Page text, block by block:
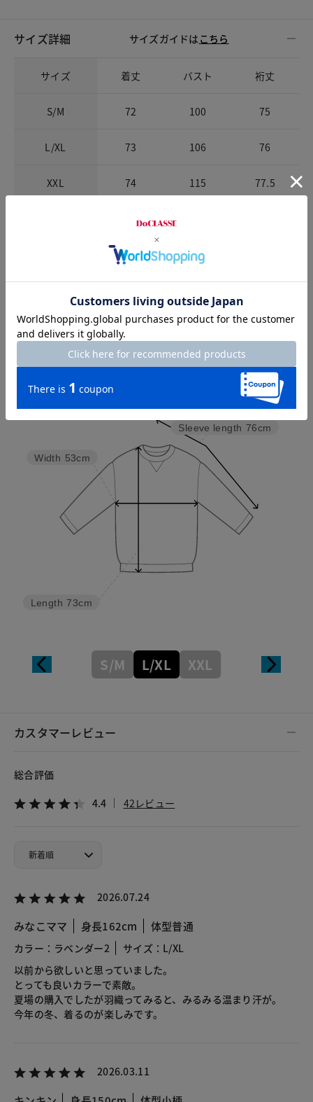
サイズ詳細 サイズガイドは こちら
サイズ 着丈 バスト 裄丈
S/M 72 100 75
L/XL 73 106 76
XXL 74 115 77.5
お店で試着する
チャット相談をする
Check the recommended size
Try this item on
Sleeve length 76cm
Length 73cm
Width 53cm
S/M L/XL XXL
カスタマーレビュー
総合評価
4.4 42レビュー
2026.07.24
みなこママ 身長162cm 体型普通
カラー：ラベンダー2
サイズ：L/XL
以前から欲しいと思っていました。
とっても良いカラーで素敵。
夏場の購入でしたが羽織ってみると、みるみる温まり汗が。
今年の冬、着るのが楽しみです。
2026.03.11